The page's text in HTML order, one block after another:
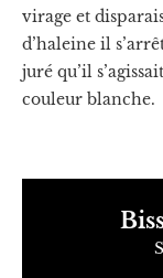
virage et
d’haleine il
juré qu’il
couleur blanche.